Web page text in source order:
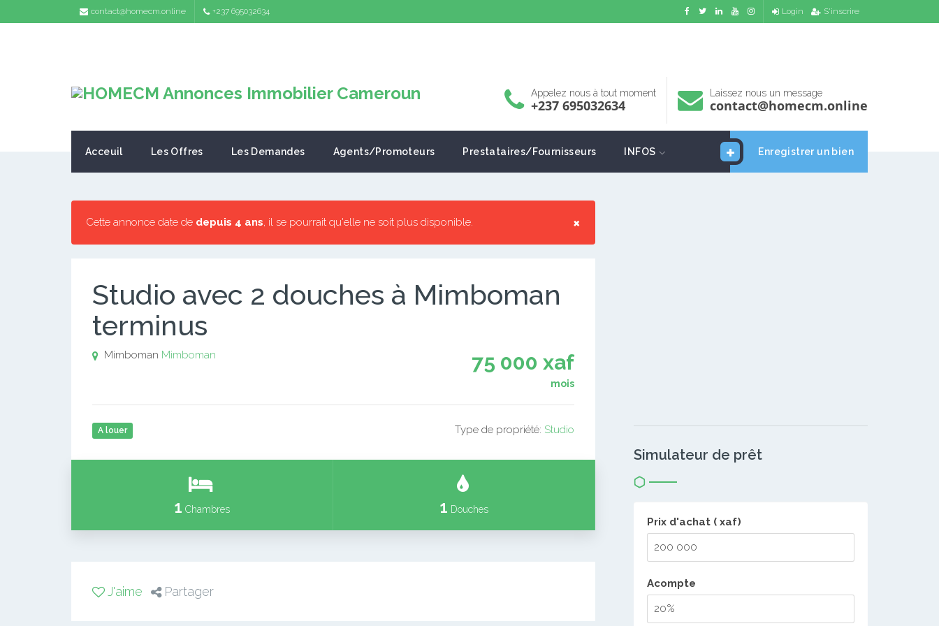
contact@homecm.online +237 695032634 Login S'inscrire
Appelez nous à tout moment
+237 695032634
Laissez nous un message
contact@homecm.online
Enregistrer un bien
Acceuil Les Offres Les Demandes Agents/Promoteurs Prestataires/Fournisseurs INFOS
×
Cette annonce date de depuis 4 ans, il se pourrait qu'elle ne soit plus disponible.
Studio avec 2 douches à Mimboman
terminus
75 000 xaf
mois
Mimboman Mimboman
A louer Type de propriété: Studio
1 Chambres 1 Douches
J'aime Partager
Simulateur de prêt
Prix d'achat ( xaf)
Acompte